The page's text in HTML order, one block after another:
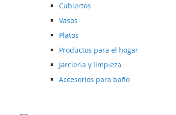
Cubiertos
Vasos
Platos
Productos para el hogar
Jarcieria y limpieza
Accesorios para baño